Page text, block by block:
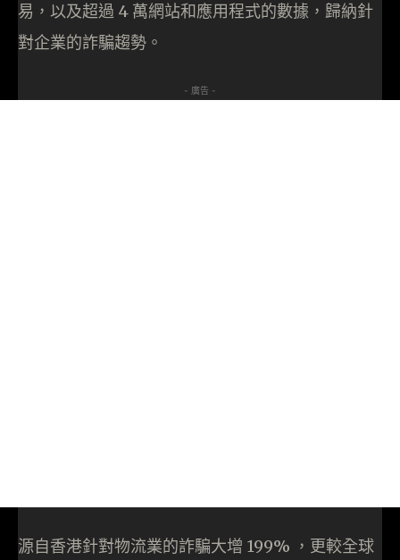
易，以及超過 4 萬網站和應用程式的數據，歸納針
對企業的詐騙趨勢。
- 廣告 -
源自香港針對物流業的詐騙大增 199% ，更較全球